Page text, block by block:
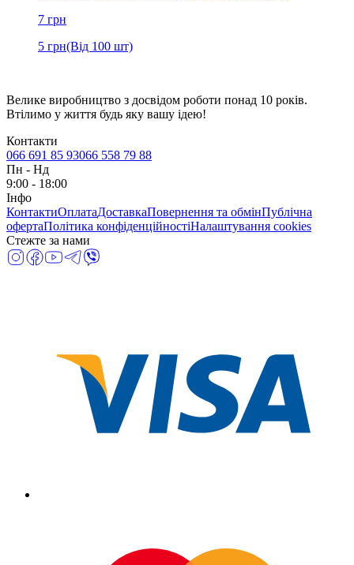
7 грн
5 грн(Від 100 шт)
Велике виробництво з досвідом роботи понад 10 років.
Втілимо у життя будь яку вашу ідею!
Контакти
066 691 85 93066 558 79 88
Пн - Нд
9:00 - 18:00
Інфо
КонтактиОплатаДоставкаПовернення та обмінПублічна
офертаПолітика конфіденційностіНалаштування cookies
Стежте за нами